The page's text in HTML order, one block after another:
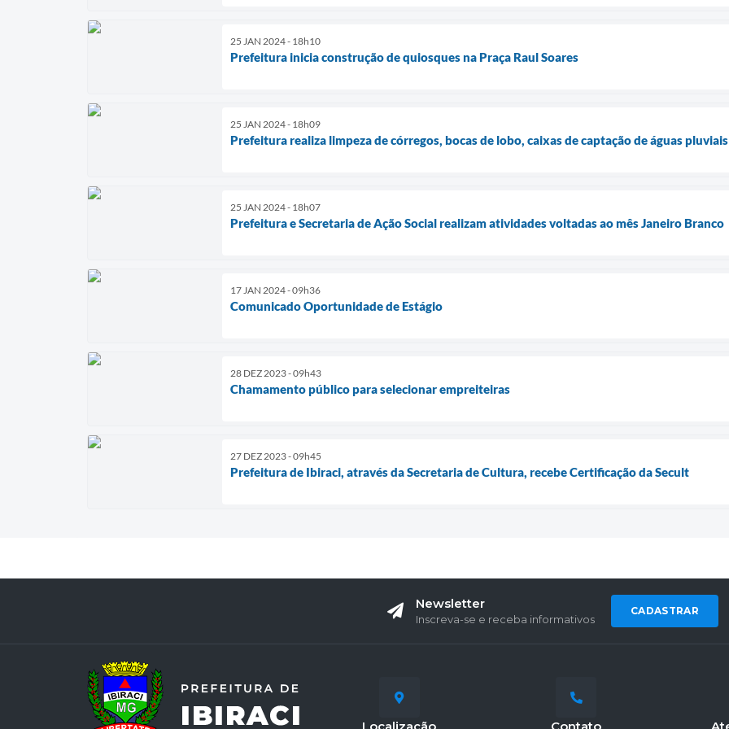
25 JAN 2024 - 18h10
Prefeitura inicia construção de quiosques na Praça Raul Soares
25 JAN 2024 - 18h09
Prefeitura realiza limpeza de córregos, bocas de lobo, caixas de captação de águas
25 JAN 2024 - 18h07
Prefeitura e Secretaria de Ação Social realizam atividades voltadas ao mês Janeiro Branco
17 JAN 2024 - 09h36
Comunicado Oportunidade de Estágio
28 DEZ 2023 - 09h43
Chamamento público para selecionar empreiteiras
27 DEZ 2023 - 09h45
Prefeitura de Ibiraci, através da Secretaria de Cultura, recebe Certificação da Secult
Newsletter
Inscreva-se e receba informativos
CADASTRAR